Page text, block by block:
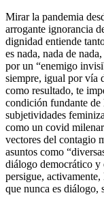
Mirar la pandemia
arrogante ignorancia
dignidad entiende
es nada, nada de
por un “enemigo
siempre, igual por vía
como resultado, te
condición fundante de
subjetividades
como un covid
vectores del contagio
asuntos como
diálogo democrático y
persigue,
que nunca es